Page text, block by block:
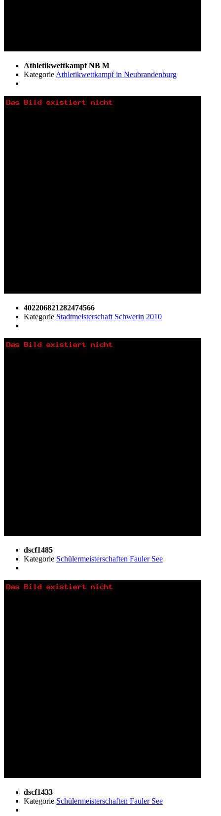
Athletikwettkampf NB M
Kategorie Athletikwettkampf in Neubrandenburg
402206821282474566
Kategorie Stadtmeisterschaft Schwerin 2010
dscf1485
Kategorie Schülermeisterschaften Fauler See
dscf1433
Kategorie Schülermeisterschaften Fauler See